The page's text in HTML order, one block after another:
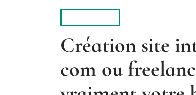
Création site
com ou